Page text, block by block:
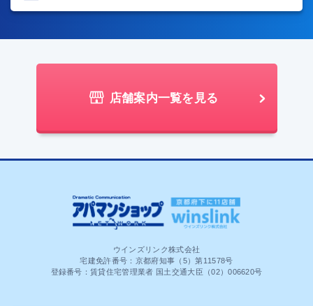
店舗案内一覧を見る
ウインズリンク株式会社
宅建免許番号：京都府知事（5）第11578号
登録番号：賃貸住宅管理業者 国土交通大臣（02）006620号